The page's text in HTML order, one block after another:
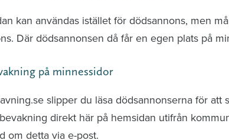
kan användas istället för dödsannons, men
Där dödsannonsen då får en egen plats på
på minnessidor
slipper du läsa dödsannonserna för
direkt här på hemsidan utifrån
om detta via e-post.